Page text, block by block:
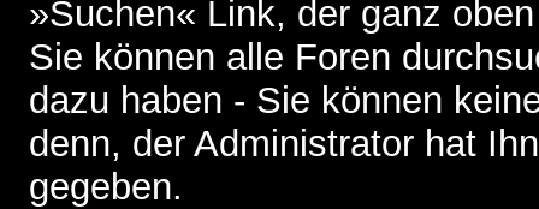
»Suchen« Link, der ganz
Sie können alle Foren
dazu haben - Sie können
denn, der Administrator hat
gegeben.